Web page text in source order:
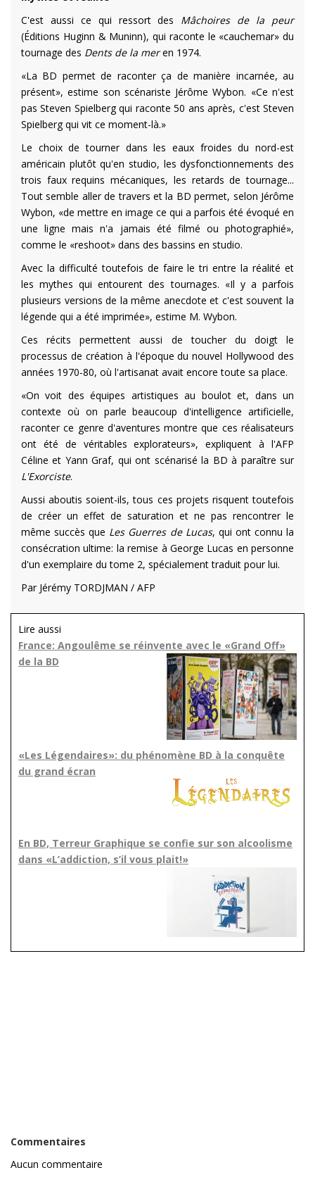
C'est aussi ce qui ressort des Mâchoires de la peur
(Éditions Huginn & Muninn), qui raconte le «cauchemar» du
tournage des Dents de la meren 1974.
«La BD permet de raconter ça de manière incarnée, au
présent», estime son scénariste Jérôme Wybon. «Ce n'est
pas Steven Spielberg qui raconte 50 ans après, c'est Steven
Spielberg qui vit ce moment-là.»
Le choix de tourner dans les eaux froides du nord-est
américain plutôt qu'en studio, les dysfonctionnements des
trois faux requins mécaniques, les retards de tournage...
Tout semble aller de travers et la BD permet, selon Jérôme
Wybon, «de mettre en image ce qui a parfois été évoqué en
une ligne mais n'a jamais été filmé ou photographié»,
comme le «reshoot» dans des bassins en studio.
Avec la difficulté toutefois de faire le tri entre la réalité et
les mythes qui entourent des tournages. «Il y a parfois
plusieurs versions de la même anecdote et c'est souvent la
légende qui a été imprimée», estime M. Wybon.
Ces récits permettent aussi de toucher du doigt le
processus de création à l'époque du nouvel Hollywood des
années 1970-80, où l'artisanat avait encore toute sa place.
«On voit des équipes artistiques au boulot et, dans un
contexte où on parle beaucoup d'intelligence artificielle,
raconter ce genre d'aventures montre que ces réalisateurs
ont été de véritables explorateurs», expliquent à l'AFP
Céline et Yann Graf, qui ont scénarisé la BD à paraître sur
L'Exorciste.
Aussi aboutis soient-ils, tous ces projets risquent toutefois
de créer un effet de saturation et ne pas rencontrer le
même succès que Les Guerres de Lucas, qui ont connu la
consécration ultime: la remise à George Lucas en personne
d'un exemplaire du tome 2, spécialement traduit pour lui.
Par Jérémy TORDJMAN / AFP
Lire aussi
France: Angoulême se réinvente avec le «Grand Off»
de la BD
«Les Légendaires»: du phénomène BD à la conquête
du grand écran
En BD, Terreur Graphique se confie sur son alcoolisme
dans «L’addiction, s’il vous plait!»
Commentaires
Aucun commentaire